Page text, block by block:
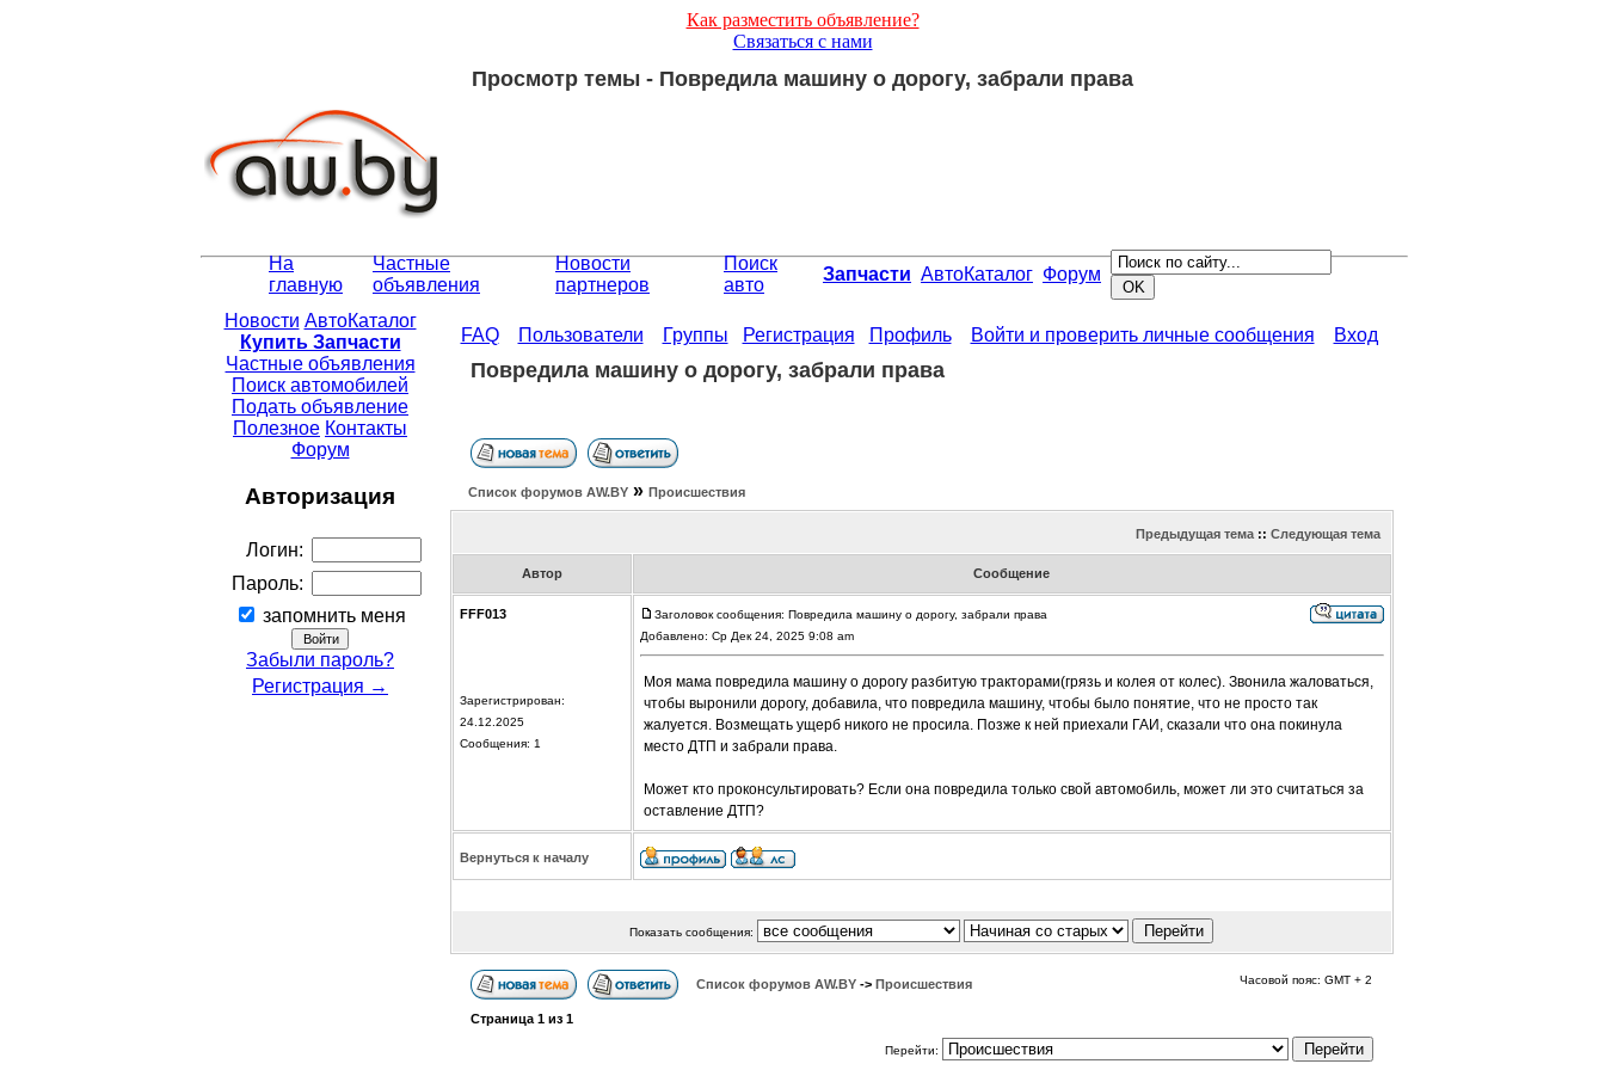
Как разместить объявление?
Связаться с нами
Просмотр темы - Повредила машину о дорогу, забрали права
На
главную
Частные
объявления
Новости
партнеров
Поиск
авто
Запчасти АвтоКаталог Форум
Новости АвтоКаталог
Купить Запчасти
Частные объявления
Поиск автомобилей
Подать объявление
Полезное Контакты
Форум
Авторизация
Логин:
Пароль:
запомнить меня
Забыли пароль?
Регистрация →
FAQ Пользователи Группы Регистрация Профиль Войти и проверить личные сообщения Вход
Повредила машину о дорогу, забрали права
Список форумов АW.BY» Происшествия
Предыдущая тема:: Следующая тема
Автор Сообщение
FFF013
Зарегистрирован:
24.12.2025
Сообщения: 1
Заголовок сообщения: Повредила машину о дорогу, забрали права
Добавлено: Ср Дек 24, 2025 9:08 am
Моя мама повредила машину о дорогу разбитую тракторами(грязь и колея от колес). Звонила жаловаться,
чтобы выронили дорогу, добавила, что повредила машину, чтобы было понятие, что не просто так
жалуется. Возмещать ущерб никого не просила. Позже к ней приехали ГАИ, сказали что она покинула
место ДТП и забрали права.
Может кто проконсультировать? Если она повредила только свой автомобиль, может ли это считаться за
оставление ДТП?
Вернуться к началу
Показать сообщения:
Список форумов АW.BY -> Происшествия Часовой пояс: GMT + 2
Страница 1 из 1
Перейти: